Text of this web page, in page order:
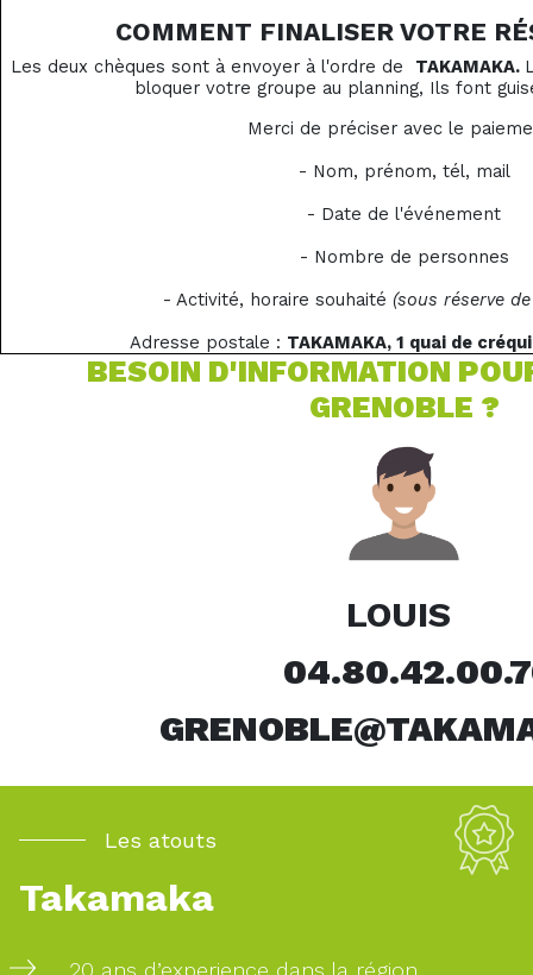
COMMENT FINALISER VOTRE
Les deux chèques sont à envoyer à l'ordre de TAKAMAKA.
bloquer votre groupe au planning, Ils font
Merci de préciser avec le
- Nom, prénom, tél, mail
- Date de l'événement
- Nombre de personnes
- Activité, horaire souhaité (sous réserve
Adresse postale : TAKAMAKA, 1 quai de
BESOIN D'INFORMATION
GRENOBLE ?
LOUIS
Les atouts
Takamaka